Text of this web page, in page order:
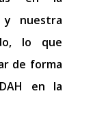
y nuestra
lo que
de forma
en la